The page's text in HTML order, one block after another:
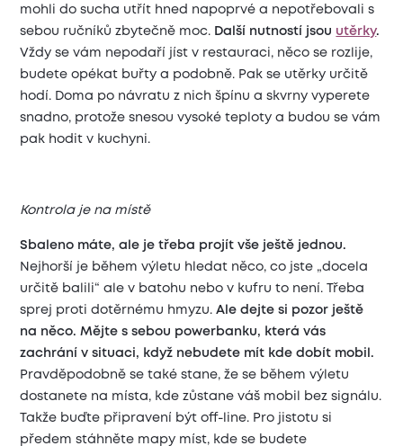
mohli do sucha utřít hned napoprvé a nepotřebovali s
sebou ručníků zbytečně moc. Další nutností jsou utěrky.
Vždy se vám nepodaří jíst v restauraci, něco se rozlije,
budete opékat buřty a podobně. Pak se utěrky určitě
hodí. Doma po návratu z nich špínu a skvrny vyperete
snadno, protože snesou vysoké teploty a budou se vám
pak hodit v kuchyni.
Kontrola je na místě
Sbaleno máte, ale je třeba projít vše ještě jednou.
Nejhorší je během výletu hledat něco, co jste „docela
určitě balili“ ale v batohu nebo v kufru to není. Třeba
sprej proti dotěrnému hmyzu.Ale dejte si pozor ještě
na něco. Mějte s sebou powerbanku, která vás
zachrání v situaci, když nebudete mít kde dobít mobil.
Pravděpodobně se také stane, že se během výletu
dostanete na místa, kde zůstane váš mobil bez signálu.
Takže buďte připravení být off-line. Pro jistotu si
předem stáhněte mapy míst, kde se budete